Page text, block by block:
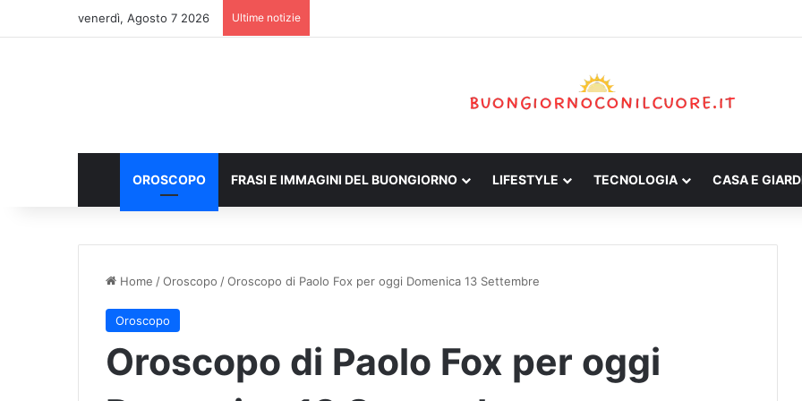
venerdì, Agosto 7 2026 Ultime notizie
OROSCOPO FRASI E IMMAGINI DEL BUONGIORNO LIFESTYLE TECNOLOGIA CASA E
Home /Oroscopo /Oroscopo di Paolo Fox per oggi Domenica 13 Settembre
Oroscopo
Oroscopo di Paolo Fox per oggi